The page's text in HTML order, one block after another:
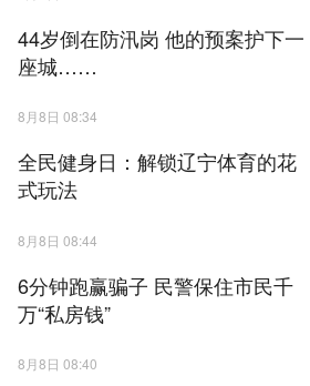
44岁倒在防汛岗 他的预案护下一
座城……
8月8日 08:34
全民健身日：解锁辽宁体育的花
式玩法
8月8日 08:44
6分钟跑赢骗子 民警保住市民千
万“私房钱”
8月8日 08:40